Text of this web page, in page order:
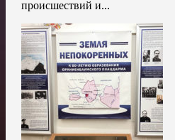
происшествий и...